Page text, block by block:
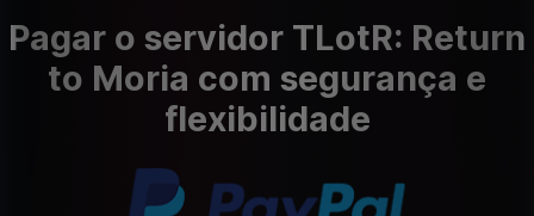
Pagar o servidor TLotR: Return
to Moria com segurança e
flexibilidade